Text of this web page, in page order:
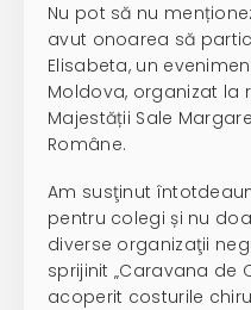
Nu pot să nu
avut onoarea să
Elisabeta, un
Moldova, organizat la
Majestății Sale
Române.
Am susţinut
pentru colegi și nu
diverse organizaţii
sprijinit „Caravana de
acoperit costurile